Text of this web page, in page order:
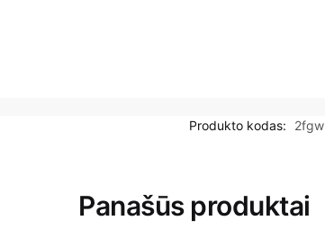
Produkto kodas: 2fgw
Panašūs produktai